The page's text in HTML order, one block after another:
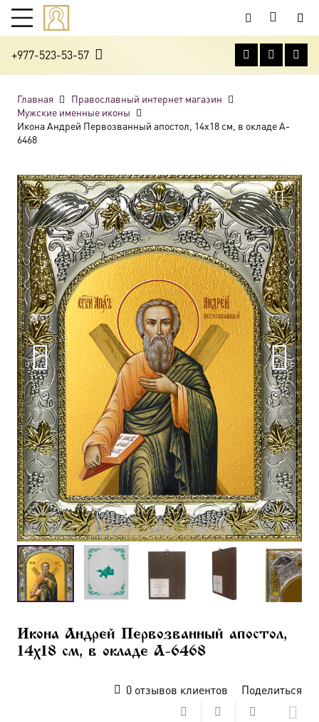
+977-523-53-57
Главная
Православный интернет магазин
Мужские именные иконы
Икона Андрей Первозванный апостол, 14х18 см, в окладе A-
6468
Икона Андрей Первозванный апостол,
14х18 см, в окладе A-6468
0отзывов клиентов Поделиться